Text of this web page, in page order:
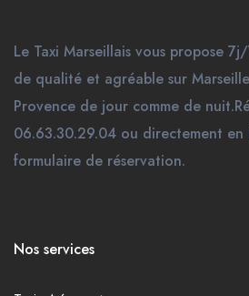
Le Taxi Marseillais vous propose
de qualité et agréable sur
Provence de jour comme de
06.63.30.29.04 ou directement
formulaire de réservation.
Nos services